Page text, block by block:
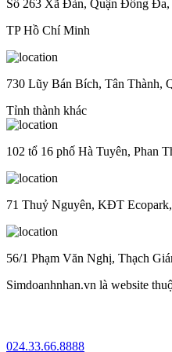
Số 263 Xã Đàn, Quận Đống
TP Hồ Chí Minh
730 Lũy Bán Bích, Tân Thành,
Tỉnh thành khác
102 tổ 16 phố Hà Tuyên, Phan
71 Thuỷ Nguyên, KĐT
56/1 Phạm Văn Nghị, Thạch
Simdoanhnhan.vn là website
024.33.66.8888